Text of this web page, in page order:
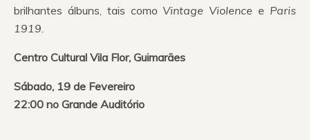
brilhantes álbuns, tais comoVintage Violence e Paris
1919.
Centro Cultural Vila Flor, Guimarães
Sábado, 19 de Fevereiro
22:00 no Grande Auditório